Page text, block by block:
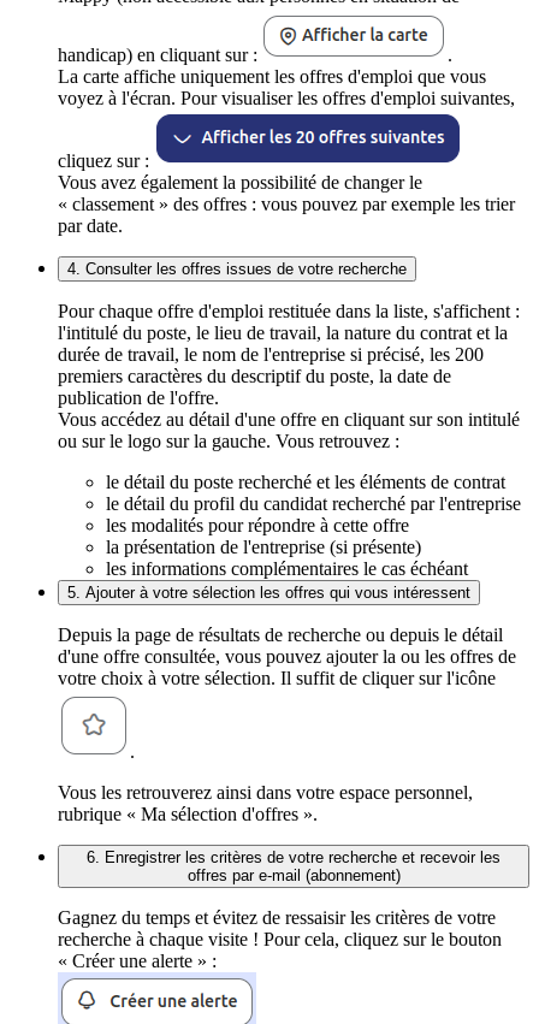
handicap) en cliquant sur :
.
La carte affiche uniquement les offres d'emploi que vous
voyez à l'écran. Pour visualiser les offres d'emploi suivantes,
cliquez sur :
Vous avez également la possibilité de changer le
« classement » des offres : vous pouvez par exemple les trier
par date.
4. Consulter les offres issues de votre recherche
Pour chaque offre d'emploi restituée dans la liste, s'affichent :
l'intitulé du poste, le lieu de travail, la nature du contrat et la
durée de travail, le nom de l'entreprise si précisé, les 200
premiers caractères du descriptif du poste, la date de
publication de l'offre.
Vous accédez au détail d'une offre en cliquant sur son intitulé
ou sur le logo sur la gauche. Vous retrouvez :
le détail du poste recherché et les éléments de contrat
le détail du profil du candidat recherché par l'entreprise
les modalités pour répondre à cette offre
la présentation de l'entreprise (si présente)
les informations complémentaires le cas échéant
5. Ajouter à votre sélection les offres qui vous intéressent
Depuis la page de résultats de recherche ou depuis le détail
d'une offre consultée, vous pouvez ajouter la ou les offres de
votre choix à votre sélection. Il suffit de cliquer sur l'icône
.
Vous les retrouverez ainsi dans votre espace personnel,
rubrique « Ma sélection d'offres ».
6. Enregistrer les critères de votre recherche et recevoir les
offres par e-mail (abonnement)
Gagnez du temps et évitez de ressaisir les critères de votre
recherche à chaque visite ! Pour cela, cliquez sur le bouton
« Créer une alerte » :